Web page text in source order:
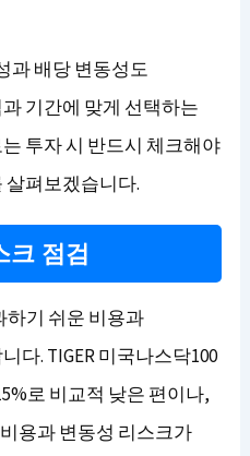
과 배당 변동성도
기간에 맞게 선택하는
투자 시 반드시 체크해야
살펴보겠습니다.
크 점검
하기 쉬운 비용과
다. TIGER 미국나스닥100
로 비교적 낮은 편이나,
용과 변동성 리스크가